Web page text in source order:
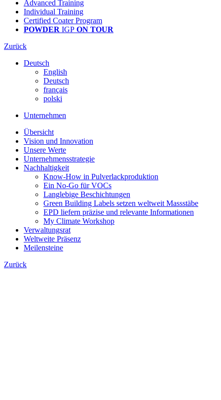
Advanced Training
Individual Training
Certified Coater Program
POWDER IGP ON TOUR
Zurück
Deutsch
English
Deutsch
français
polski
Unternehmen
Übersicht
Vision und Innovation
Unsere Werte
Unternehmensstrategie
Nachhaltigkeit
Know-How in Pulverlackproduktion
Ein No-Go für VOCs
Langlebige Beschichtungen
Green Building Labels setzen weltweit Massstäbe
EPD liefern präzise und relevante Informationen
My Climate Workshop
Verwaltungsrat
Weltweite Präsenz
Meilensteine
Zurück